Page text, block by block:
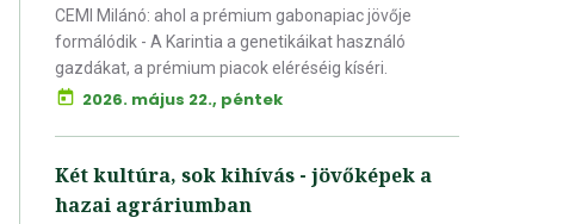
CEMI Milánó: ahol a prémium gabonapiac jövője
formálódik - A Karintia a genetikáikat használó
gazdákat, a prémium piacok eléréséig kíséri.
2026. május 22., péntek
Két kultúra, sok kihívás - jövőképek a
hazai agráriumban